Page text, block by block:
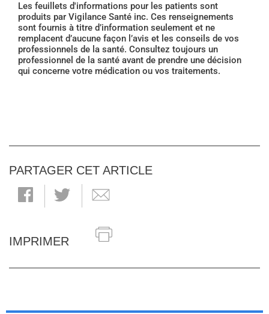
Les feuillets d'informations pour les patients sont
produits par Vigilance Santé inc. Ces renseignements
sont fournis à titre d’information seulement et ne
remplacent d’aucune façon l’avis et les conseils de vos
professionnels de la santé. Consultez toujours un
professionnel de la santé avant de prendre une décision
qui concerne votre médication ou vos traitements.
PARTAGER CET ARTICLE
IMPRIMER